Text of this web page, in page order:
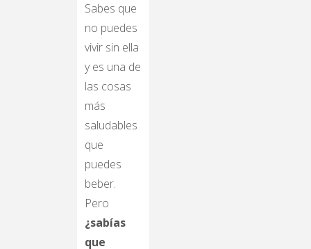
Sabes que
no puedes
vivir sin ella
y es una de
las cosas
más
saludables
que
puedes
beber.
Pero
¿sabías
que